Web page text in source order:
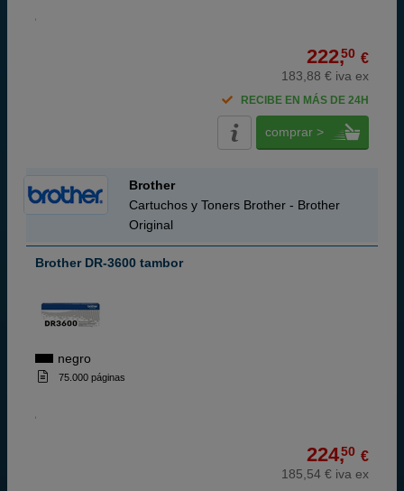
222,50 €
183,88 € iva ex
RECIBE EN MÁS DE 24H
comprar >
Brother
Cartuchos y Toners Brother - Brother
Original
Brother DR-3600 tambor
negro
75.000 páginas
224,50 €
185,54 € iva ex